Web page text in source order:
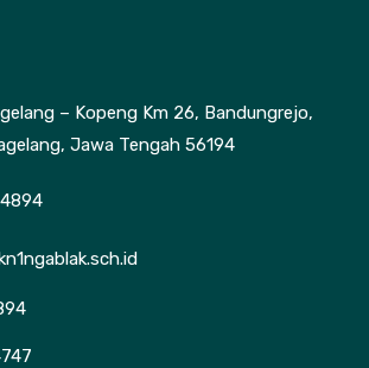
– Kopeng Km 26, Bandungrejo,
Jawa Tengah 56194